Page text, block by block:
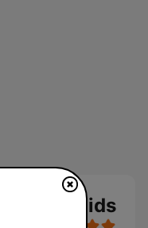
Fun Kids بث حي